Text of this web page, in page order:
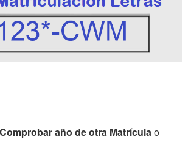
Comprobar año de otra Matrículao